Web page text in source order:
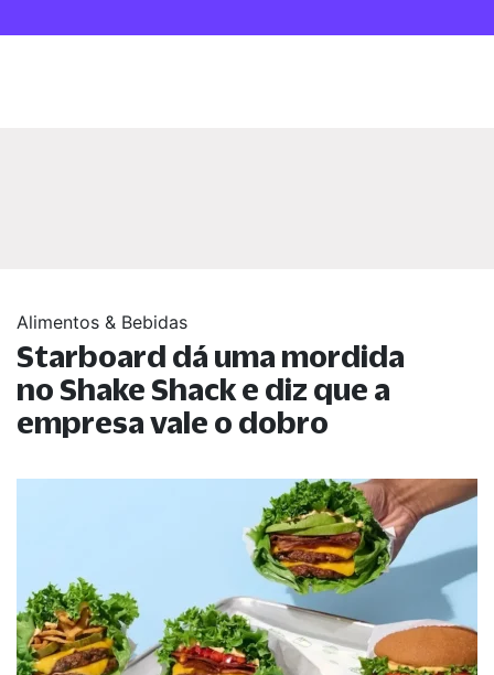
Alimentos & Bebidas
Starboard dá uma mordida
no Shake Shack e diz que a
empresa vale o dobro